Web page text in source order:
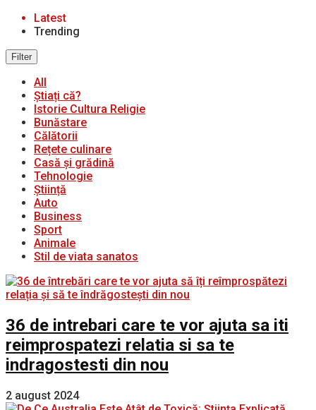
Latest
Trending
Filter
All
Știați că?
Istorie Cultura Religie
Bunăstare
Călătorii
Rețete culinare
Casă și grădină
Tehnologie
Știință
Auto
Business
Sport
Animale
Stil de viata sanatos
36 de intrebari care te vor ajuta sa iti
reimprospatezi relatia si sa te
indragostesti din nou
2 august 2024